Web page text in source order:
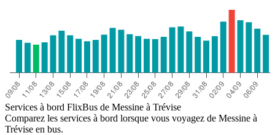
Services à bord FlixBus de Messine à Trévise
Comparez les services à bord lorsque vous voyagez de Messine à
Trévise en bus.